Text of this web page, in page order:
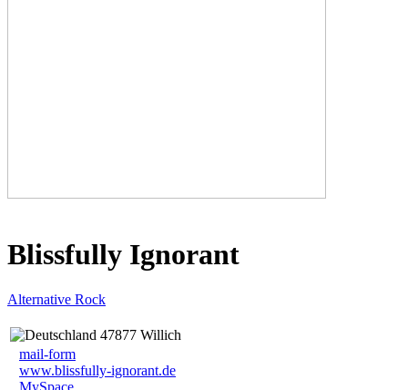
Blissfully Ignorant
Alternative Rock
47877 Willich
mail-form
www.blissfully-ignorant.de
MySpace